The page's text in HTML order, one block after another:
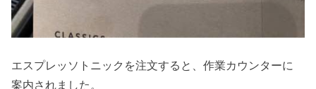
エスプレッソトニックを注文すると、作業カウンターに
案内されました。